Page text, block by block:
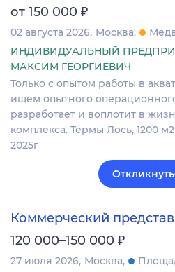
от 150 000 ₽
02 августа 2026 Москва
ИНДИВИДУАЛЬНЫЙ
МАКСИМ ГЕОРГИЕВИЧ
Только с опытом работы в
ищем опытного
разработает и воплотит в
комплекса. Термы Лось, 1200
2025г
Коммерческий
120 000–150 000 ₽
27 июля 2026 Москва